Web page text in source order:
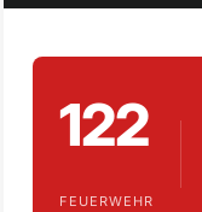
122
FEUERWEHR